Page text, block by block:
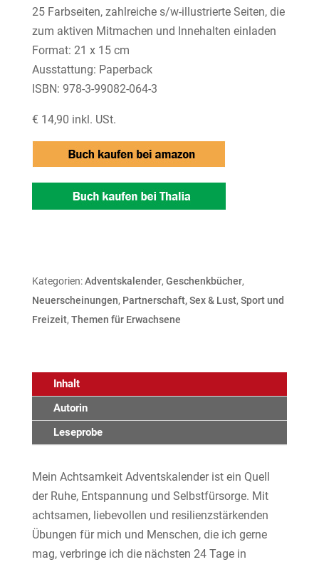
25 Farbseiten, zahlreiche s/w-illustrierte Seiten, die
zum aktiven Mitmachen und Innehalten einladen
Format: 21 x 15 cm
Ausstattung: Paperback
ISBN: 978-3-99082-064-3
€ 14,90 inkl. USt.
Kategorien:Adventskalender, Geschenkbücher,
Neuerscheinungen, Partnerschaft, Sex & Lust, Sport und
Freizeit, Themen für Erwachsene
Inhalt
Autorin
Leseprobe
Mein Achtsamkeit Adventskalender ist ein Quell
der Ruhe, Entspannung und Selbstfürsorge. Mit
achtsamen, liebevollen und resilienzstärkenden
Übungen für mich und Menschen, die ich gerne
mag, verbringe ich die nächsten 24 Tage in